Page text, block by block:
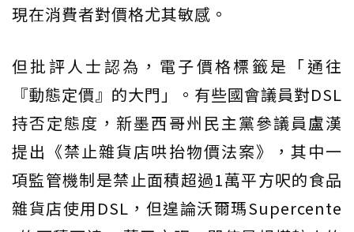
現在消費者對價格尤其敏感。
但批評人士認為，電子價格標籤是「通往
『動態定價』的大門」。有些國會議員對DSL
持否定態度，新墨西哥州民主黨參議員盧漢
提出《禁止雜貨店哄抬物價法案》，其中一
項監管機制是禁止面積超過1萬平方呎的食品
雜貨店使用DSL，但遑論沃爾瑪Supercente